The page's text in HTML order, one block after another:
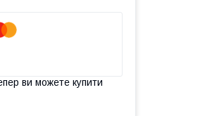
ви можете купити